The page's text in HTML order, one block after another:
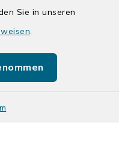
Sie in unseren
.